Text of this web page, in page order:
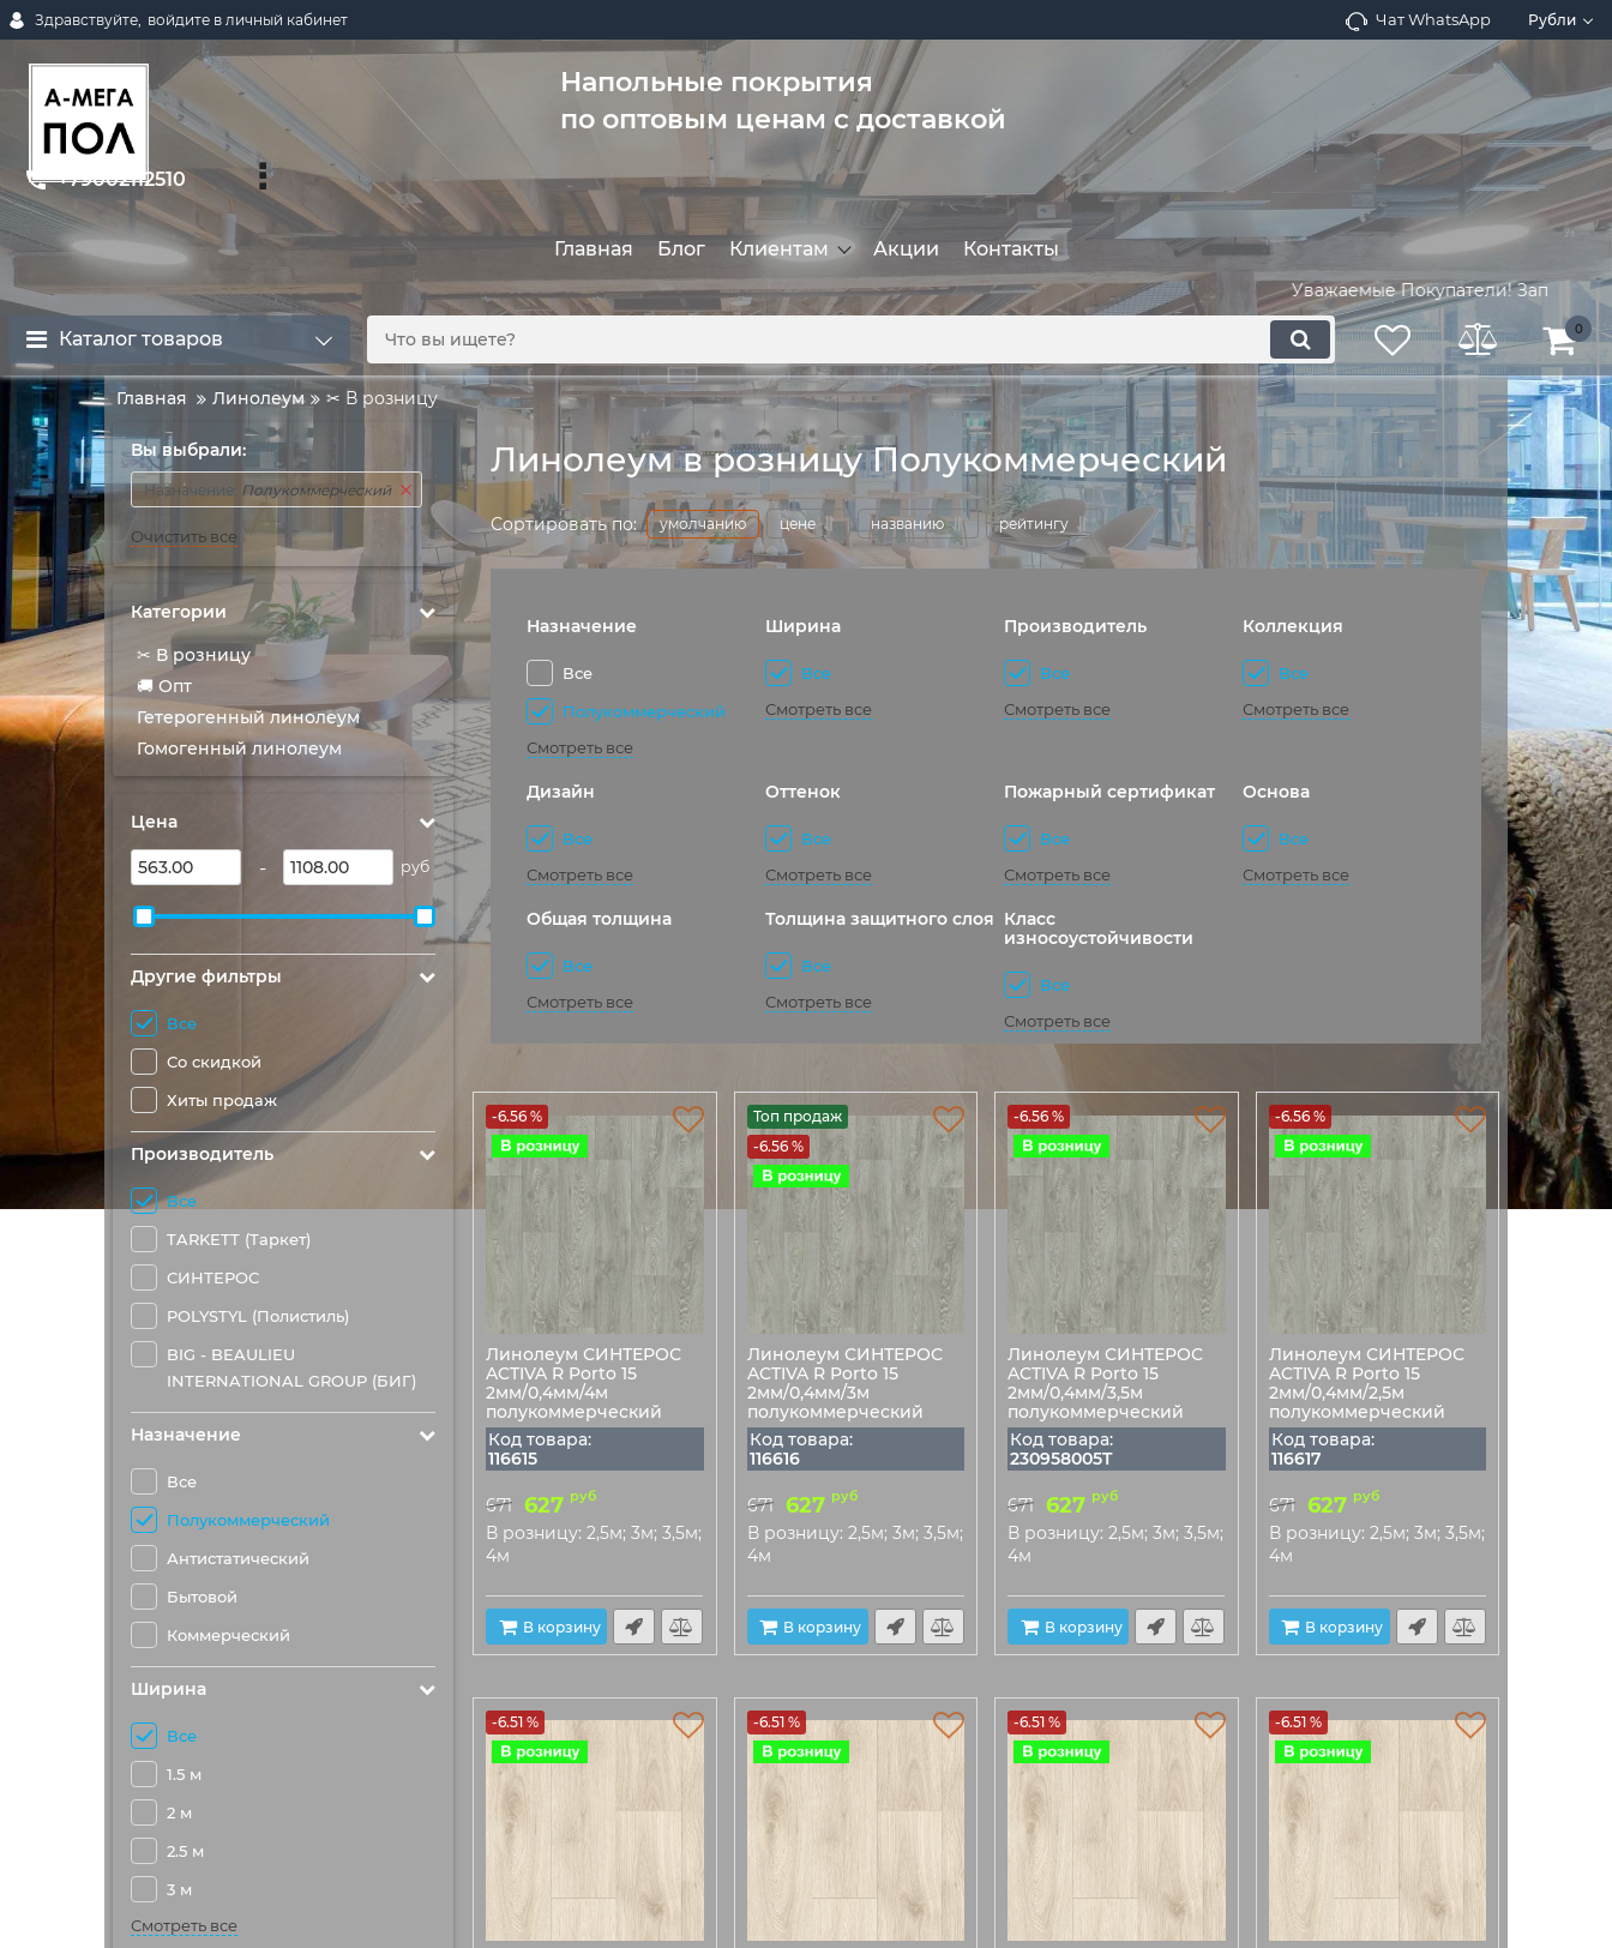
Здравствуйте, войдите в личный кабинет Чат WhatsApp Рубли
Напольные покрытия
по оптовым ценам с доставкой
+79002112510
Главная Блог Клиентам Акции Контакты
Уважаемые Покупатели! Запросите
Каталог товаров 0
Главная Линолеум ✂ В розницу
Вы выбрали:
Назначение: Полукоммерческий
Очистить все
Категории
✂ В розницу
🚚 Опт
Гетерогенный линолеум
Гомогенный линолеум
Цена
- руб
Другие фильтры
Все
Со скидкой
Хиты продаж
Производитель
Все
TARKETT (Таркет)
СИНТЕРОС
POLYSTYL (Полистиль)
BIG - BEAULIEU
INTERNATIONAL GROUP (БИГ)
Назначение
Все
Полукоммерческий
Антистатический
Бытовой
Коммерческий
Ширина
Все
1.5 м
2 м
2.5 м
3 м
Смотреть все
Линолеум в розницу Полукоммерческий
Сортировать по: умолчанию цене названию рейтингу
Назначение
Все
Полукоммерческий
Смотреть все
Ширина
Все
Смотреть все
Производитель
Все
Смотреть все
Коллекция
Все
Смотреть все
Дизайн
Все
Смотреть все
Оттенок
Все
Смотреть все
Пожарный сертификат
Все
Смотреть все
Основа
Все
Смотреть все
Общая толщина
Все
Смотреть все
Толщина защитного слоя
Все
Смотреть все
Класс
износоустойчивости
Все
Смотреть все
-6.56 %
Линолеум СИНТЕРОС
ACTIVA R Porto 15
2мм/0,4мм/4м
полукоммерческий
Код товара:
116615
671 627 руб
В розницу: 2,5м; 3м; 3,5м;
4м
В корзину
Топ продаж
-6.56 %
Линолеум СИНТЕРОС
ACTIVA R Porto 15
2мм/0,4мм/3м
полукоммерческий
Код товара:
116616
671 627 руб
В розницу: 2,5м; 3м; 3,5м;
4м
В корзину
-6.56 %
Линолеум СИНТЕРОС
ACTIVA R Porto 15
2мм/0,4мм/3,5м
полукоммерческий
Код товара:
230958005T
671 627 руб
В розницу: 2,5м; 3м; 3,5м;
4м
В корзину
-6.56 %
Линолеум СИНТЕРОС
ACTIVA R Porto 15
2мм/0,4мм/2,5м
полукоммерческий
Код товара:
116617
671 627 руб
В розницу: 2,5м; 3м; 3,5м;
4м
В корзину
-6.51 % -6.51 % -6.51 % -6.51 %